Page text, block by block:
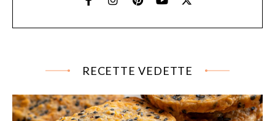
RECETTE VEDETTE